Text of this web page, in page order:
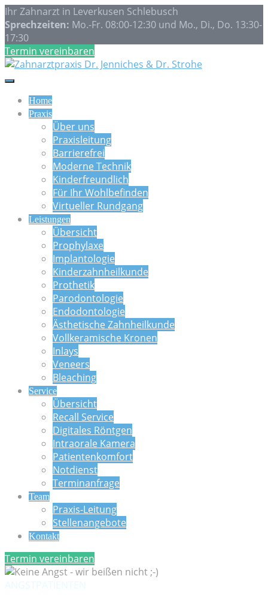
Ihr Zahnarzt in Leverkusen Schlebusch
Sprechzeiten: Mo.-Fr. 08:00-12:30 und Mo., Di., Do. 13:30-
17:30
Termin vereinbaren
Home
Praxis
Über uns
Praxisleitung
Barrierefrei
Moderne Technik
Kinderfreundlich
Für Ihr Wohlbefinden
Virtueller Rundgang
Leistungen
Übersicht
Prophylaxe
Implantologie
Kinderzahnheilkunde
Prothetik
Parodontologie
Endodontologie
Ästhetische Zahnheilkunde
Vollkeramische Kronen
Inlays
Veneers
Bleaching
Service
Übersicht
Recall Service
Digitales Röntgen
Intraorale Kamera
Patientenkomfort
Notdienst
Terminanfrage
Team
Praxis-Leitung
Stellenangebote
Kontakt
Termin vereinbaren